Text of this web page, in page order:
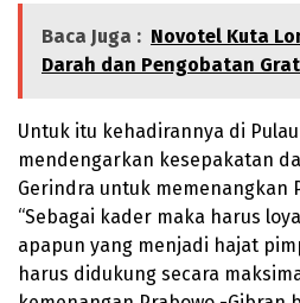
Baca Juga : Novotel Kuta
Darah dan Pengobatan
Untuk itu kehadirannya di
mendengarkan kesepakatan
Gerindra untuk memenangkan
“Sebagai kader maka harus
apapun yang menjadi hajat
harus didukung secara